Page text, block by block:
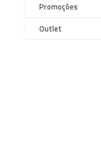
Promoções
Outlet